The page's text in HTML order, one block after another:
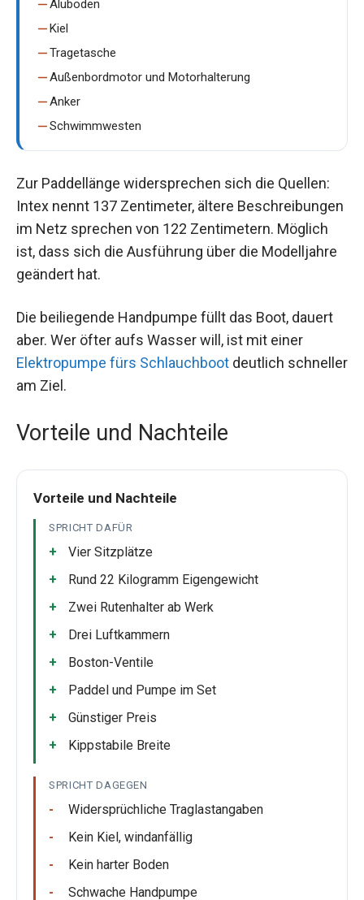
Aluboden
Kiel
Tragetasche
Außenbordmotor und Motorhalterung
Anker
Schwimmwesten
Zur Paddellänge widersprechen sich die Quellen:
Intex nennt 137 Zentimeter, ältere Beschreibungen
im Netz sprechen von 122 Zentimetern. Möglich
ist, dass sich die Ausführung über die Modelljahre
geändert hat.
Die beiliegende Handpumpe füllt das Boot, dauert
aber. Wer öfter aufs Wasser will, ist mit einer
Elektropumpe fürs Schlauchboot deutlich schneller
am Ziel.
Vorteile und Nachteile
Vorteile und Nachteile
SPRICHT DAFÜR
Vier Sitzplätze
Rund 22 Kilogramm Eigengewicht
Zwei Rutenhalter ab Werk
Drei Luftkammern
Boston-Ventile
Paddel und Pumpe im Set
Günstiger Preis
Kippstabile Breite
SPRICHT DAGEGEN
Widersprüchliche Traglastangaben
Kein Kiel, windanfällig
Kein harter Boden
Schwache Handpumpe